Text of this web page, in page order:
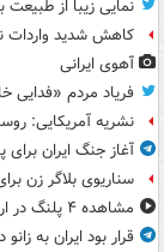
نمایی زیبا از طبیعت
کاهش شدید واردات
آهوی ایرانی
فریاد مردم «فدایی
نشریه آمریکایی:
آغاز جنگ ایران برای
سناریوی بلاگر زن
مشاهده ۴ پلنگ در ارتفاعات میناب
قرار بود ایران به